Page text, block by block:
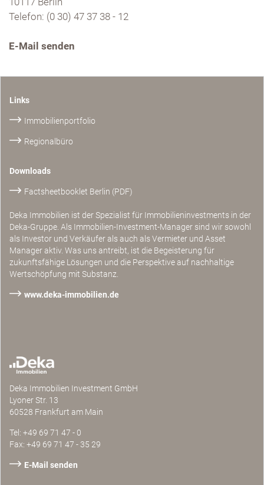
Telefon: (0 30) 47 37 38 - 12
E-Mail senden
Links
Immobilienportfolio
Regionalbüro
Downloads
Factsheetbooklet Berlin (PDF)
Deka Immobilien ist der Spezialist für Immobilieninvestments in der
Deka-Gruppe. Als Immobilien-Investment-Manager sind wir sowohl
als Investor und Verkäufer als auch als Vermieter und Asset
Manager aktiv. Was uns antreibt, ist die Begeisterung für
zukunftsfähige Lösungen und die Perspektive auf nachhaltige
Wertschöpfung mit Substanz.
www.deka-immobilien.de
Deka Immobilien Investment GmbH
Lyoner Str. 13
60528 Frankfurt am Main
Tel: +49 69 71 47 - 0
Fax: +49 69 71 47 - 35 29
E-Mail senden